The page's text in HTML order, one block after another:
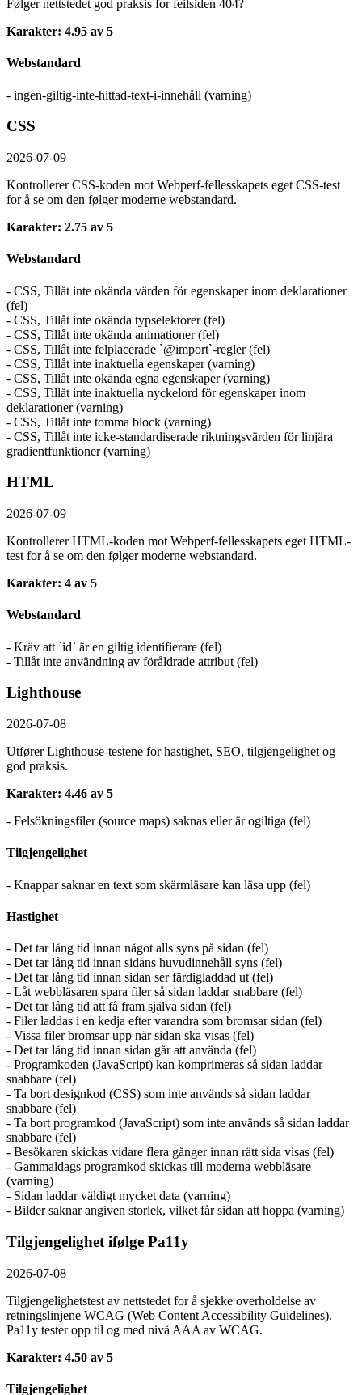
Følger nettstedet god praksis for feilsiden 404?
Karakter: 4.95 av 5
Webstandard
- ingen-giltig-inte-hittad-text-i-innehåll (varning)
CSS
2026-07-09
Kontrollerer CSS-koden mot Webperf-fellesskapets eget CSS-test
for å se om den følger moderne webstandard.
Karakter: 2.75 av 5
Webstandard
- CSS, Tillåt inte okända värden för egenskaper inom deklarationer
(fel)
- CSS, Tillåt inte okända typselektorer (fel)
- CSS, Tillåt inte okända animationer (fel)
- CSS, Tillåt inte felplacerade `@import`-regler (fel)
- CSS, Tillåt inte inaktuella egenskaper (varning)
- CSS, Tillåt inte okända egna egenskaper (varning)
- CSS, Tillåt inte inaktuella nyckelord för egenskaper inom
deklarationer (varning)
- CSS, Tillåt inte tomma block (varning)
- CSS, Tillåt inte icke-standardiserade riktningsvärden för linjära
gradientfunktioner (varning)
HTML
2026-07-09
Kontrollerer HTML-koden mot Webperf-fellesskapets eget HTML-
test for å se om den følger moderne webstandard.
Karakter: 4 av 5
Webstandard
- Kräv att `id` är en giltig identifierare (fel)
- Tillåt inte användning av föråldrade attribut (fel)
Lighthouse
2026-07-08
Utfører Lighthouse-testene for hastighet, SEO, tilgjengelighet og
god praksis.
Karakter: 4.46 av 5
- Felsökningsfiler (source maps) saknas eller är ogiltiga (fel)
Tilgjengelighet
- Knappar saknar en text som skärmläsare kan läsa upp (fel)
Hastighet
- Det tar lång tid innan något alls syns på sidan (fel)
- Det tar lång tid innan sidans huvudinnehåll syns (fel)
- Det tar lång tid innan sidan ser färdigladdad ut (fel)
- Låt webbläsaren spara filer så sidan laddar snabbare (fel)
- Det tar lång tid att få fram själva sidan (fel)
- Filer laddas i en kedja efter varandra som bromsar sidan (fel)
- Vissa filer bromsar upp när sidan ska visas (fel)
- Det tar lång tid innan sidan går att använda (fel)
- Programkoden (JavaScript) kan komprimeras så sidan laddar
snabbare (fel)
- Ta bort designkod (CSS) som inte används så sidan laddar
snabbare (fel)
- Ta bort programkod (JavaScript) som inte används så sidan laddar
snabbare (fel)
- Besökaren skickas vidare flera gånger innan rätt sida visas (fel)
- Gammaldags programkod skickas till moderna webbläsare
(varning)
- Sidan laddar väldigt mycket data (varning)
- Bilder saknar angiven storlek, vilket får sidan att hoppa (varning)
Tilgjengelighet ifølge Pa11y
2026-07-08
Tilgjengelighetstest av nettstedet for å sjekke overholdelse av
retningslinjene WCAG (Web Content Accessibility Guidelines).
Pa11y tester opp til og med nivå AAA av WCAG.
Karakter: 4.50 av 5
Tilgjengelighet